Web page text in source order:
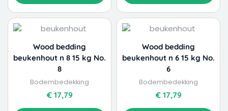
Wood bedding
beukenhout n 8 15 kg No.
8
Bodembedekking
€17,79
Wood bedding
beukenhout n 6 15 kg No.
6
Bodembedekking
€17,79